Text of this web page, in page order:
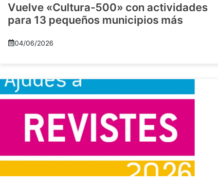
Vuelve «Cultura-500» con actividades
para 13 pequeños municipios más
04/06/2026